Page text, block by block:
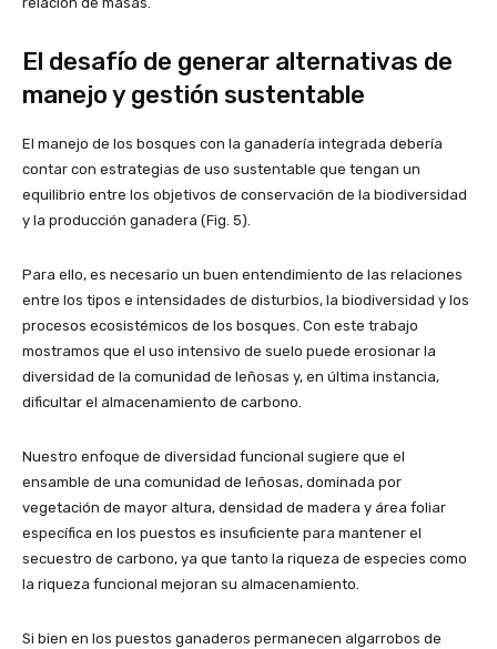
El desafío de generar alternativas de
manejo y gestión sustentable
El manejo de los bosques con la ganadería integrada debería
contar con estrategias de uso sustentable que tengan un
equilibrio entre los objetivos de conservación de la biodiversidad
y la producción ganadera (Fig. 5).
Para ello, es necesario un buen entendimiento de las relaciones
entre los tipos e intensidades de disturbios, la biodiversidad y los
procesos ecosistémicos de los bosques. Con este trabajo
mostramos que el uso intensivo de suelo puede erosionar la
diversidad de la comunidad de leñosas y, en última instancia,
dificultar el almacenamiento de carbono.
Nuestro enfoque de diversidad funcional sugiere que el
ensamble de una comunidad de leñosas, dominada por
vegetación de mayor altura, densidad de madera y área foliar
específica en los puestos es insuficiente para mantener el
secuestro de carbono, ya que tanto la riqueza de especies como
la riqueza funcional mejoran su almacenamiento.
Si bien en los puestos ganaderos permanecen algarrobos de